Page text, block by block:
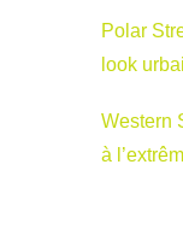
Polar
look
Western
à